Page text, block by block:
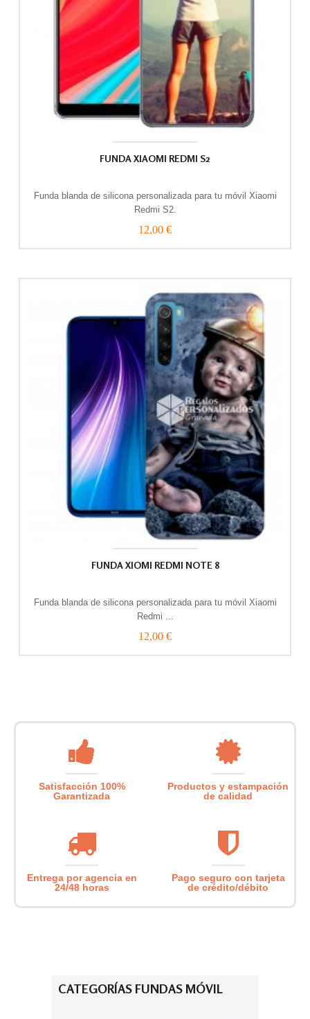
FUNDA XIAOMI REDMI S2
Funda blanda de silicona personalizada para tu móvil Xiaomi
Redmi S2.
12,00 €
FUNDA XIOMI REDMI NOTE 8
Funda blanda de silicona personalizada para tu móvil Xiaomi
Redmi ...
12,00 €
Satisfacción 100%
Garantizada
Productos y estampación
de calidad
Entrega por agencia en
24/48 horas
Pago seguro con tarjeta
de crédito/débito
CATEGORÍAS FUNDAS MÓVIL